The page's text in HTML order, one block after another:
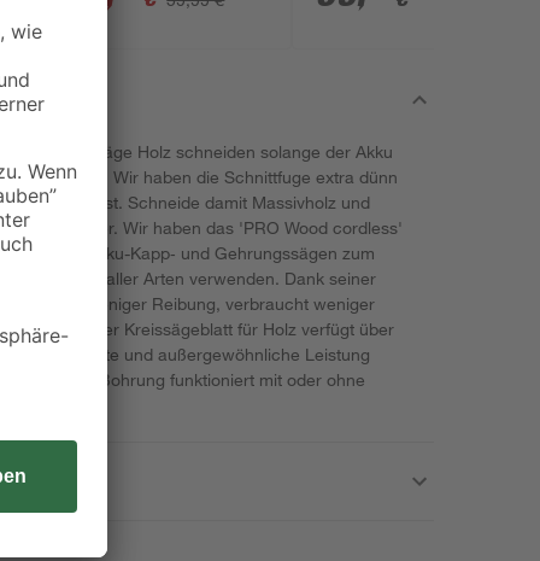
Ladegerät
Gehrungssäge Holz schneiden solange der Akku
die Lösung. Wir haben die Schnittfuge extra dünn
ist. Schneide damit Massivholz und
wieder. Wir haben das 'PRO Wood cordless'
die Akku-Kapp‑ und Gehrungssägen zum
aller Arten verwenden. Dank seiner
es weniger Reibung, verbraucht weniger
Unser Kreissägeblatt für Holz verfügt über
Schnitte und außergewöhnliche Leistung
Die Bohrung funktioniert mit oder ohne